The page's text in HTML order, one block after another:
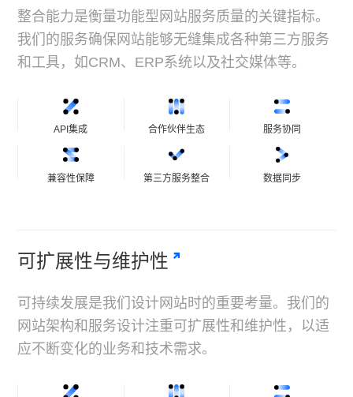
整合能力是衡量功能型网站服务质量的关键指标。
我们的服务确保网站能够无缝集成各种第三方服务
和工具，如CRM、ERP系统以及社交媒体等。
API集成 合作伙伴生态 服务协同
兼容性保障 第三方服务整合 数据同步
可扩展性与维护性
可持续发展是我们设计网站时的重要考量。我们的
网站架构和服务设计注重可扩展性和维护性，以适
应不断变化的业务和技术需求。